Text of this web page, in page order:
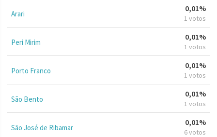
Arari
0,01%
1 votos
Peri Mirim
0,01%
1 votos
Porto Franco
0,01%
1 votos
São Bento
0,01%
1 votos
São José de Ribamar
0,01%
6 votos